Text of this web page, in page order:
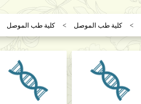
كلية طب الموصل كلية طب الموصل